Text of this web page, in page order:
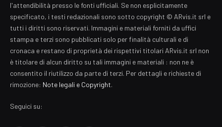
l'attendibilità presso le fonti ufficiali. Se non esplicitamente
specificato, i testi redazionali sono sotto copyright © ARvis.it srl e
tutti i diritti sono riservati. Immagini e materiali forniti da uffici
stampa e terzi sono pubblicati solo per finalità culturali e di
cronaca e restano di proprietà dei rispettivi titolari ARvis.it srl non
è titolare di alcun diritto su tali immagini e materiali : non ne è
consentito il riutilizzo da parte di terzi. Per dettagli e richieste di
rimozione: Note legali e Copyright.
Seguici su: